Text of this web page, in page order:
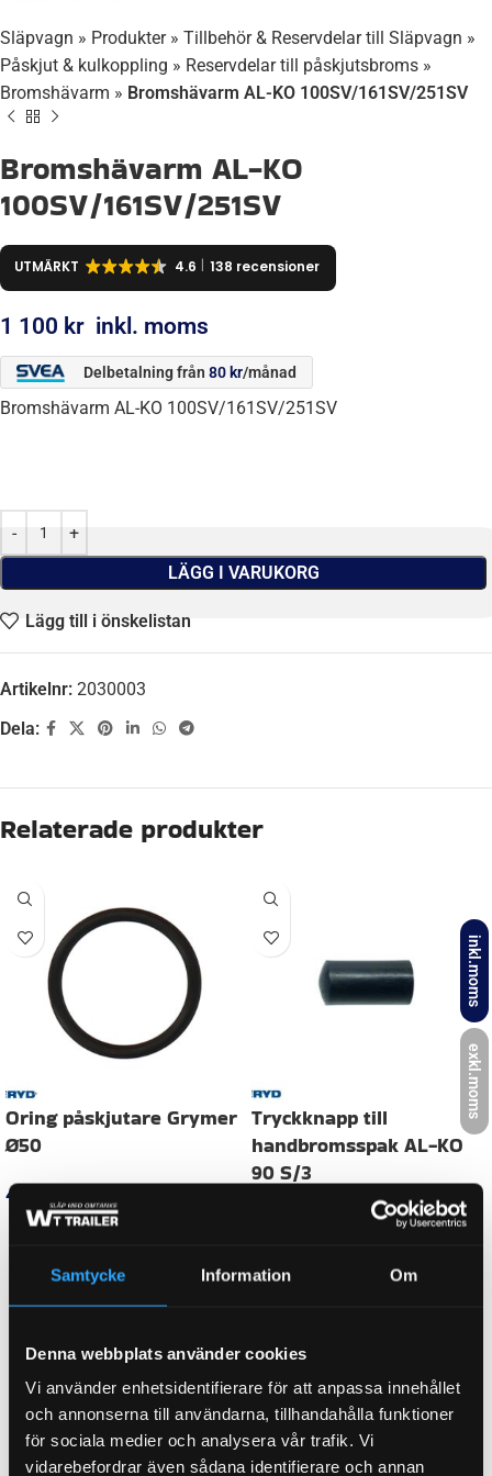
Samtycke Information Om
Denna webbplats använder cookies
Vi använder enhetsidentifierare för att anpassa innehållet
och annonserna till användarna, tillhandahålla funktioner
för sociala medier och analysera vår trafik. Vi
vidarebefordrar även sådana identifierare och annan
inkl.moms
exkl.moms
Släpvagn » Produkter» Tillbehör & Reservdelar till Släpvagn »
Påskjut & kulkoppling » Reservdelar till påskjutsbroms »
Bromshävarm » Bromshävarm AL-KO 100SV/161SV/251SV
Bromshävarm AL-KO
100SV/161SV/251SV
UTMÄRKT 4.6 138 recensioner
1 100 kr inkl. moms
Delbetalning från 80 kr/månad
Bromshävarm AL-KO 100SV/161SV/251SV
LÄGG I VARUKORG
Lägg till i önskelistan
Artikelnr: 2030003
Dela:
Relaterade produkter
Oring påskjutare Grymer
Ø50
40
LÄGG I VARUKORG
Tryckknapp till
handbromsspak AL-KO
90 S/3
inkl. moms